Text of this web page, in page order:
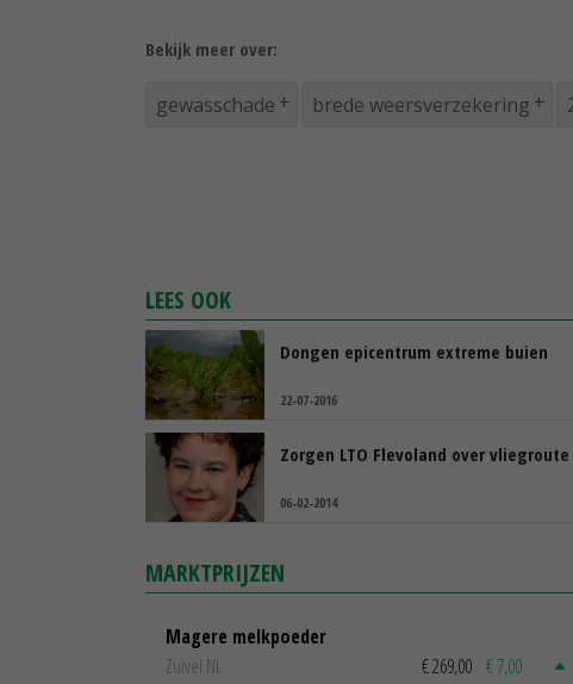
Bekijk meer over:
gewasschade brede weersverzekering
LEES OOK
Dongen epicentrum extreme buien
22-07-2016
Zorgen LTO Flevoland over vliegroute
06-02-2014
MARKTPRIJZEN
Magere melkpoeder
Zuivel NL
€ 269,00 € 7,00